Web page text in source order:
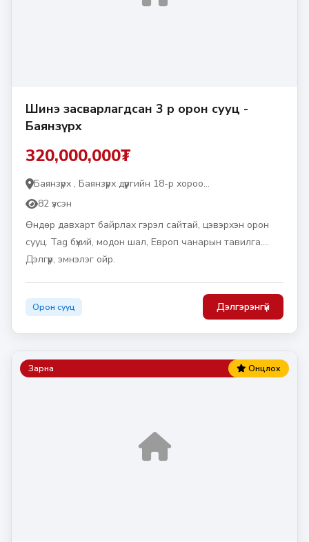
Шинэ засварлагдсан 3 өрөө орон сууц -
Баянзүрх
320,000,000₮
Баянзүрх , Баянзүрх дүүргийн 18-р хороо...
82 үзсэн
Өндөр давхарт байрлах гэрэл сайтай, цэвэрхэн орон
сууц. Tag бүхий, модон шал, Европ чанарын тавилга.
Дэлгүүр, эмнэлэг ойр.
Орон сууц Дэлгэрэнгүй
Зарна Онцлох